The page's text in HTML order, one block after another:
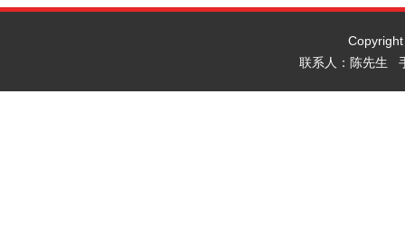
联系人：陈先生